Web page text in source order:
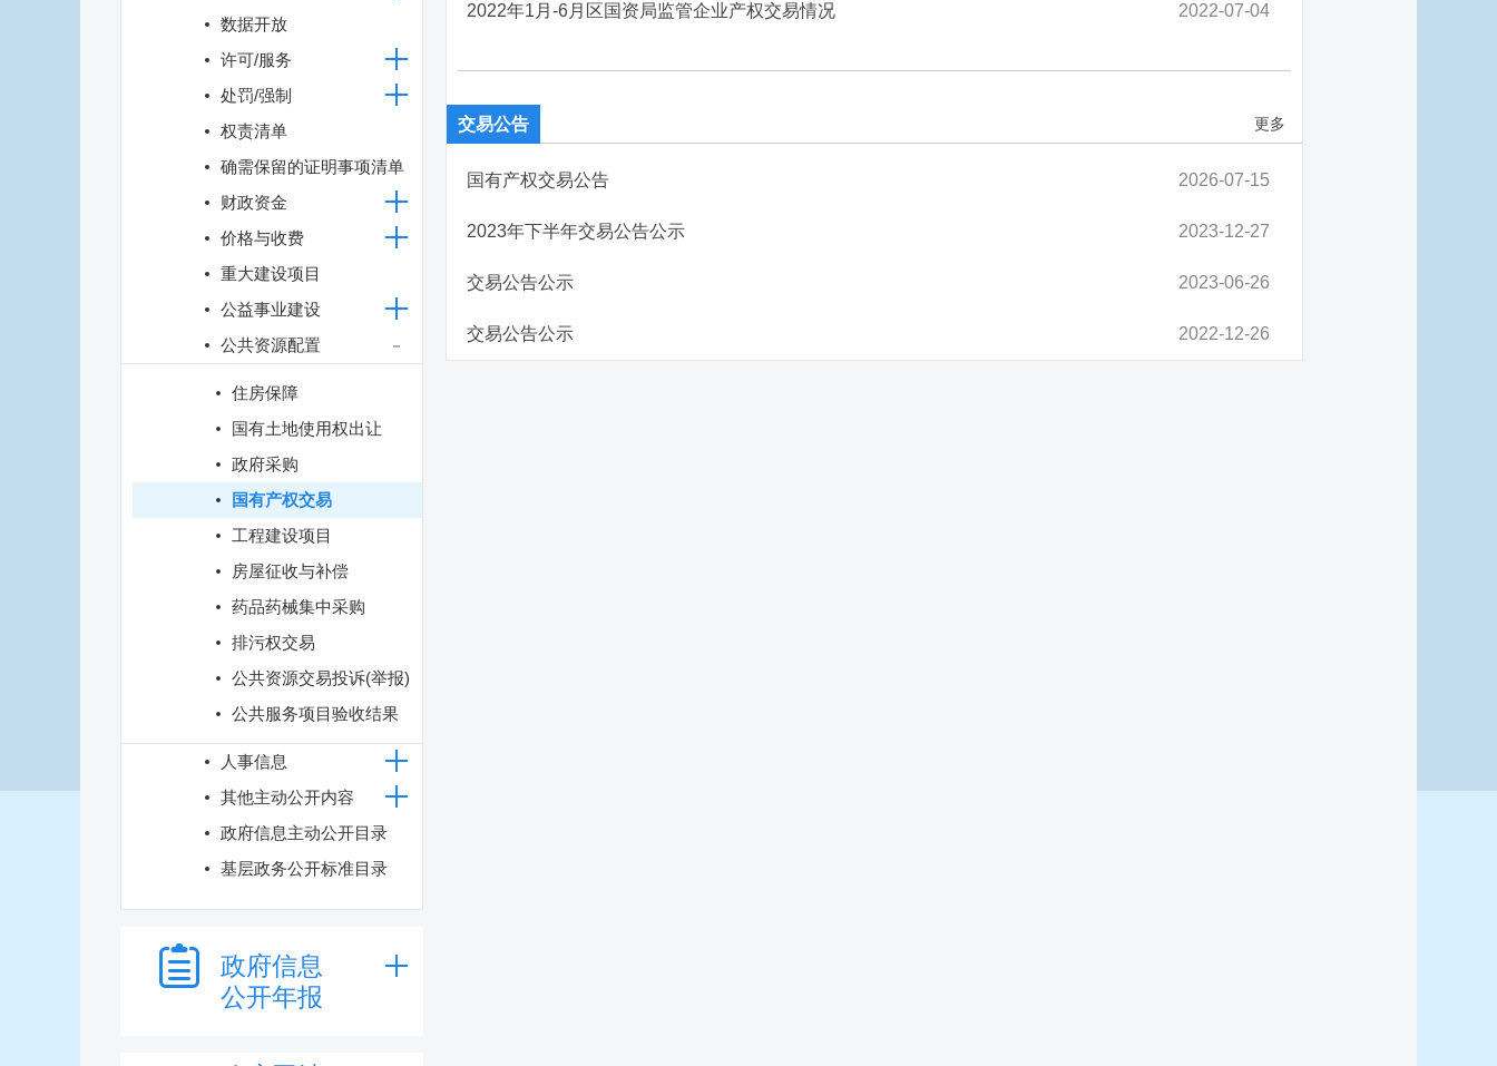
数据开放
许可/服务
处罚/强制
权责清单
确需保留的证明事项清单
财政资金
价格与收费
重大建设项目
公益事业建设
公共资源配置
住房保障
国有土地使用权出让
政府采购
国有产权交易
工程建设项目
房屋征收与补偿
药品药械集中采购
排污权交易
公共资源交易投诉(举报)
公共服务项目验收结果
人事信息
其他主动公开内容
政府信息主动公开目录
基层政务公开标准目录
政府信息
公开年报
2022年1月-6月区国资局监管企业产权交易情况 2022-07-04
交易公告 更多
国有产权交易公告 2026-07-15
2023年下半年交易公告公示 2023-12-27
交易公告公示 2023-06-26
交易公告公示 2022-12-26